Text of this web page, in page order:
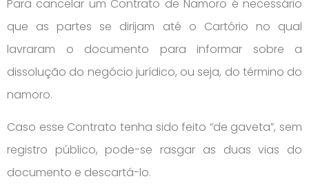
Para cancelar um Contrato de Namoro é necessário
que as partes se dirijam até o Cartório no qual
lavraram o documento para informar sobre a
dissolução do negócio jurídico, ou seja, do término do
namoro.
Caso esse Contrato tenha sido feito “de gaveta”, sem
registro público, pode-se rasgar as duas vias do
documento e descartá-lo.